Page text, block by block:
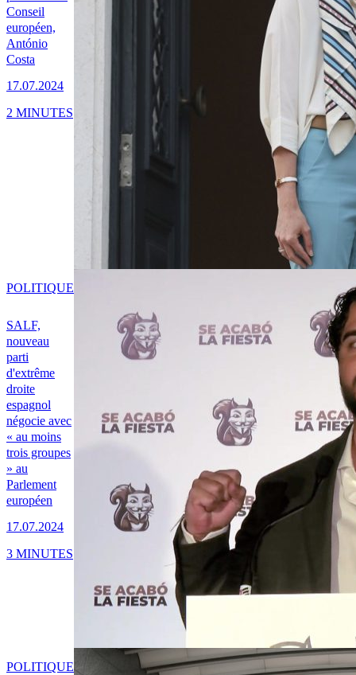
Conseil
européen,
António
Costa
17.07.2024
2 MINUTES
SALF,
nouveau
parti
d'extrême
droite
espagnol
négocie avec
« au moins
trois groupes
» au
Parlement
européen
17.07.2024
POLITIQUE
3 MINUTES
POLITIQUE